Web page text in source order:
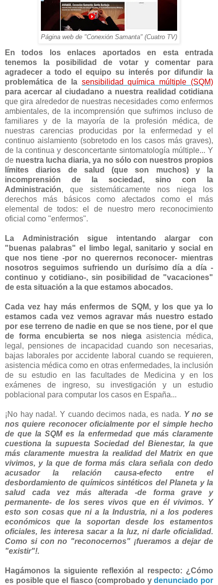
Página web de "Conexión Samanta" (Cuatro TV)
En todos los enlaces aportados en esta entrada
tenemos la posibilidad de votar y comentar para
agradecer a todo el equipo su interés por difundir la
problemática de la sensibilidad química múltiple (SQM)
para acercar al ciudadano a nuestra realidad cotidiana
que gira alrededor de nuestras necesidades como enfermos
ambientales, de la incomprensión que sufrimos incluso de
familiares y de la mayoría de la profesión médica, de
nuestras carencias producidas por la enfermedad y el
continuo aislamiento (sobretodo en los casos más graves),
de la continua y desconcertante sintomatología múltiple... Y
de nuestra lucha diaria, ya no sólo con nuestros propios
límites diarios de salud (que son muchos) y la
incomprensión de la sociedad, sino con la
Administración, que sistemáticamente nos niega los
derechos más básicos como afectados como el más
elemental de todos: el de nuestro mero reconocimiento
oficial como "enfermos".
La Administración sigue intentando alargar con
"buenas palabras" el limbo legal, sanitario y social en
que nos tiene -por no querernos reconocer- mientras
nosotros seguimos sufriendo un durísimo día a día -
continuo y cotidiano-, sin posibilidad de "vacaciones"
de esta situación a la que estamos abocados.
Cada vez hay más enfermos de SQM, y los que ya lo
estamos cada vez vemos agravar más nuestro estado
por ese terreno de nadie en que se nos tiene, por el que
de forma encubierta se nos niegaasistencia médica,
legal, pensiones de incapacidad cuando son necesarias,
bajas laborales por accidente laboral cuando se requieren,
asistencia médica como en otras enfermedades, la inclusión
de su estudio en las facultades de Medicina y en los
exámenes de ingreso, su investigación y un estudio
poblacional para computar los casos en España...
¡No hay nada!. Y cuando decimos nada, es nada. Y no se
nos quiere reconocer oficialmente por el simple hecho
de que la SQM es la enfermedad que más claramente
cuestiona la supuesta Sociedad del Bienestar, la que
más claramente muestra la realidad del Matrix en que
vivimos, y la que de forma más clara señala con dedo
acusador la relación causa-efecto entre el
desbordamiento de químicos sintéticos del Planeta y la
salud cada vez más alterada -de forma grave y
permanente- de los seres vivos que en él vivimos. Y
esto son cosas que ni a la Industria, ni a los poderes
económicos que la soportan desde los estamentos
oficiales, les interesa sacar a la luz, ni darle oficialidad.
Como si con no "reconocernos" ¡fueramos a dejar de
"existir"!.
Hagámonos la siguiente reflexión al respecto: ¿Cómo
es posible que el fiasco (comprobado ydenunciado por